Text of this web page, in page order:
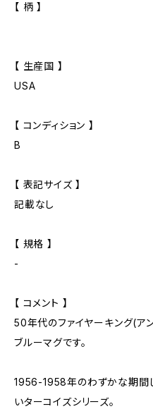
【 柄 】
【 生産国 】
USA
【 コンディション 】
B
【 表記サイズ 】
記載なし
【 規格 】
-
【 コメント 】
50年代のファイヤーキング(ア
ブルーマグです。
1956-1958年のわずかな期間
いターコイズシリーズ。